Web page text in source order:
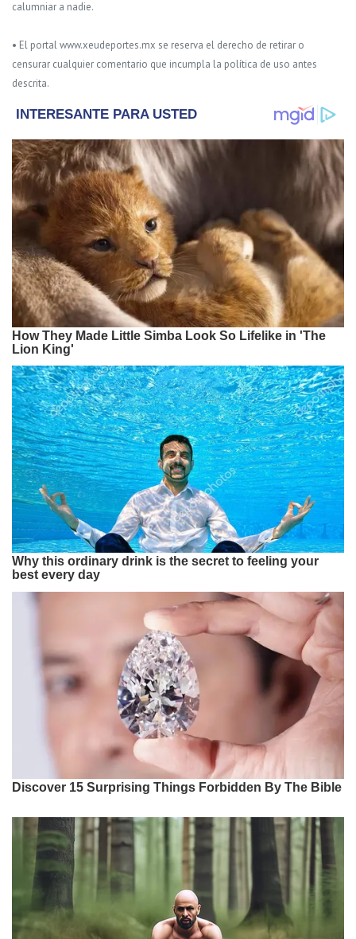
calumniar a nadie.
• El portal www.xeudeportes.mx se reserva el derecho de retirar o
censurar cualquier comentario que incumpla la política de uso antes
descrita.